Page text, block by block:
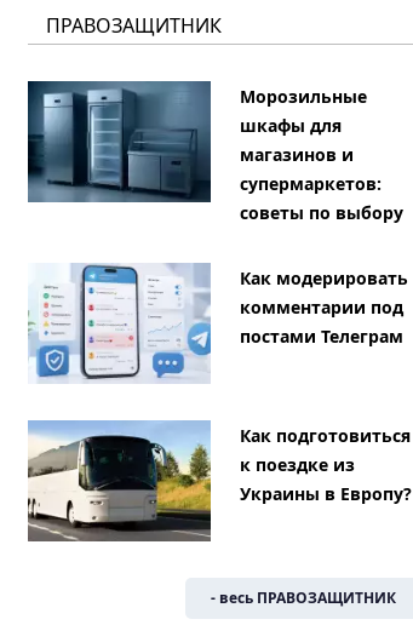
ПРАВОЗАЩИТНИК
Морозильные
шкафы для
магазинов и
супермаркетов:
советы по выбору
Как модерировать
комментарии под
постами Телеграм
Как подготовиться
к поездке из
Украины в Европу?
- весь ПРАВОЗАЩИТНИК